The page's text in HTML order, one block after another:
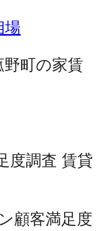
場
町の家賃
顧客満足度